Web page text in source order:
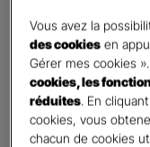
Vos
Etes-vous déjà client
Oui
Non
Vous avez la
des cookies en
Gérer mes cookies
cookies, les
réduites . En
cookies, vous
chacun de cookies